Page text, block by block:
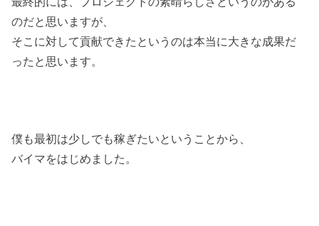
のだと思いますが、
そこに対して貢献できたというのは本当に大きな成果だ
ったと思います。
僕も最初は少しでも稼ぎたいということから、
バイマをはじめました。